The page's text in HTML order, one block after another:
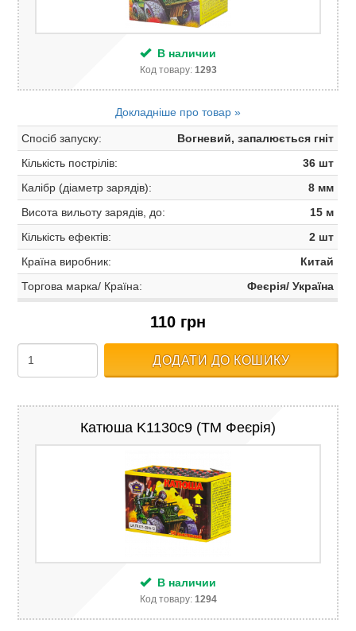
В наличии
Код товару: 1293
Докладніше про товар »
Спосіб запуску:
Вогневий, запалюється гніт
Кількість пострілів:
36 шт
Калібр (діаметр зарядів):
8 мм
Висота вильоту зарядів, до:
15 м
Кількість ефектів:
2 шт
Країна виробник:
Китай
Торгова марка/ Країна:
Феєрія/ Україна
110 грн
ДОДАТИ ДО КОШИКУ
Катюша K1130c9 (ТМ Феєрія)
В наличии
Код товару: 1294